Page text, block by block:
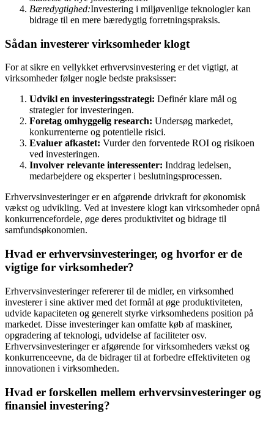
Bæredygtighed:Investering i miljøvenlige teknologier kan
bidrage til en mere bæredygtig forretningspraksis.
Sådan investerer virksomheder klogt
For at sikre en vellykket erhvervsinvestering er det vigtigt, at
virksomheder følger nogle bedste praksisser:
Udvikl en investeringsstrategi: Definér klare mål og
strategier for investeringen.
Foretag omhyggelig research: Undersøg markedet,
konkurrenterne og potentielle risici.
Evaluer afkastet: Vurder den forventede ROI og risikoen
ved investeringen.
Involver relevante interessenter: Inddrag ledelsen,
medarbejdere og eksperter i beslutningsprocessen.
Erhvervsinvesteringer er en afgørende drivkraft for økonomisk
vækst og udvikling. Ved at investere klogt kan virksomheder opnå
konkurrencefordele, øge deres produktivitet og bidrage til
samfundsøkonomien.
Hvad er erhvervsinvesteringer, og hvorfor er de
vigtige for virksomheder?
Erhvervsinvesteringer refererer til de midler, en virksomhed
investerer i sine aktiver med det formål at øge produktiviteten,
udvide kapaciteten og generelt styrke virksomhedens position på
markedet. Disse investeringer kan omfatte køb af maskiner,
opgradering af teknologi, udvidelse af faciliteter osv.
Erhvervsinvesteringer er afgørende for virksomheders vækst og
konkurrenceevne, da de bidrager til at forbedre effektiviteten og
innovationen i virksomheden.
Hvad er forskellen mellem erhvervsinvesteringer og
finansiel investering?